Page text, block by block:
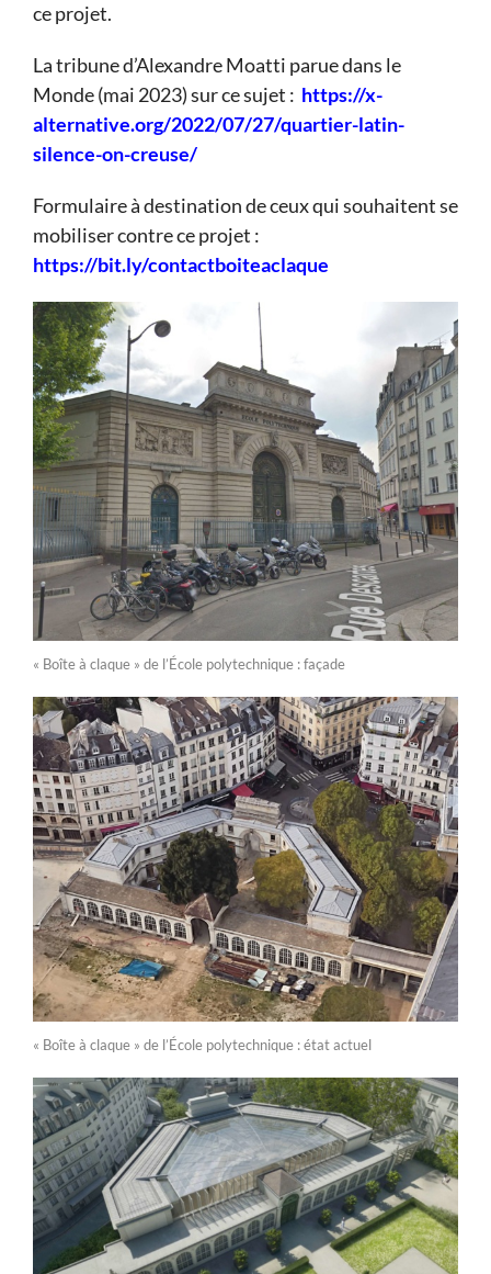
ce projet.
La tribune d’Alexandre Moatti parue dans le
Monde (mai 2023) sur ce sujet : https://x-
alternative.org/2022/07/27/quartier-latin-
silence-on-creuse/
Formulaire à destination de ceux qui souhaitent se
mobiliser contre ce projet :
https://bit.ly/contactboiteaclaque
« Boîte à claque » de l’École polytechnique : façade
« Boîte à claque » de l’École polytechnique : état actuel